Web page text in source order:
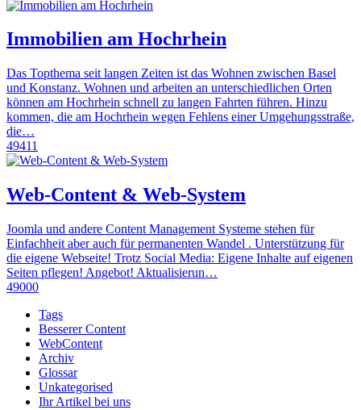
Immobilien am Hochrhein
Das Topthema seit langen Zeiten ist das Wohnen zwischen Basel
und Konstanz. Wohnen und arbeiten an unterschiedlichen Orten
können am Hochrhein schnell zu langen Fahrten führen. Hinzu
kommen, die am Hochrhein wegen Fehlens einer Umgehungsstraße,
die…
49411
Web-Content & Web-System
Joomla und andere Content Management Systeme stehen für
Einfachheit aber auch für permanenten Wandel . Unterstützung für
die eigene Webseite! Trotz Social Media: Eigene Inhalte auf eigenen
Seiten pflegen! Angebot! Aktualisierun…
49000
Tags
Besserer Content
WebContent
Archiv
Glossar
Unkategorised
Ihr Artikel bei uns